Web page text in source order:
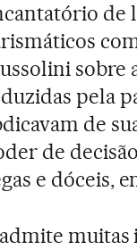
de
sobre
pela
de
de
e dóceis,
muitas